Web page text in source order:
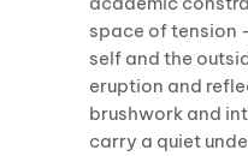
space of tension
self and the
eruption and
brushwork and
carry a quiet